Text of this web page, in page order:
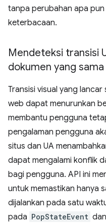
tanpa perubahan apa
keterbacaan.
Mendeteksi transisi
dokumen yang sama
Transisi visual yang
web dapat menurunkan
membantu pengguna
pengalaman pengguna
situs dan UA
dapat mengalami konflik
bagi pengguna. API ini
untuk memastikan hanya
dijalankan pada satu
pada PopStateEvent dan